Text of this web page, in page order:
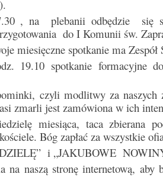
, na plebanii odbędzie się
do I Komunii św.
miesięczne spotkanie ma Zespół
19.10 spotkanie formacyjne
czyli modlitwy za
zmarli jest zamówiona w ich
miesiąca, taca zbierana
Bóg zapłać za wszystkie
i „JAKUBOWE
na naszą stronę internetową,